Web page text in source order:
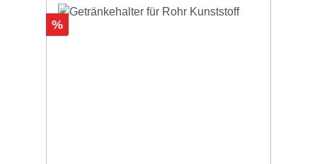
Rabatt
%